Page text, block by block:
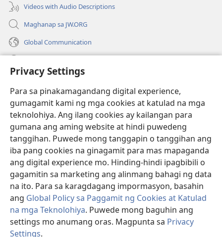
Privacy Settings
Para sa pinakamagandang digital experience,
gumagamit kami ng mga cookies at katulad na mga
teknolohiya. Ang ilang cookies ay kailangan para
gumana ang aming website at hindi puwedeng
tanggihan. Puwede mong tanggapin o tanggihan ang
iba pang cookies na ginagamit para mas mapaganda
ang digital experience mo. Hinding-hindi ipagbibili o
gagamitin sa marketing ang alinmang bahagi ng data
na ito. Para sa karagdagang impormasyon, basahin
ang Global Policy sa Paggamit ng Cookies at Katulad
na mga Teknolohiya. Puwede mong baguhin ang
settings mo anumang oras. Magpunta sa Privacy
Settings.
Videos with Audio Descriptions
Maghanap sa JW.ORG
Global Communication
(may
na
bagong
window)
Watchtower ONLINE LIBRARY™
(may
bubukas
na
bagong
window)
JW Hub ®
(may
bubukas
bagong
window)
JW Library ®
Watchtower Library®
Copyright